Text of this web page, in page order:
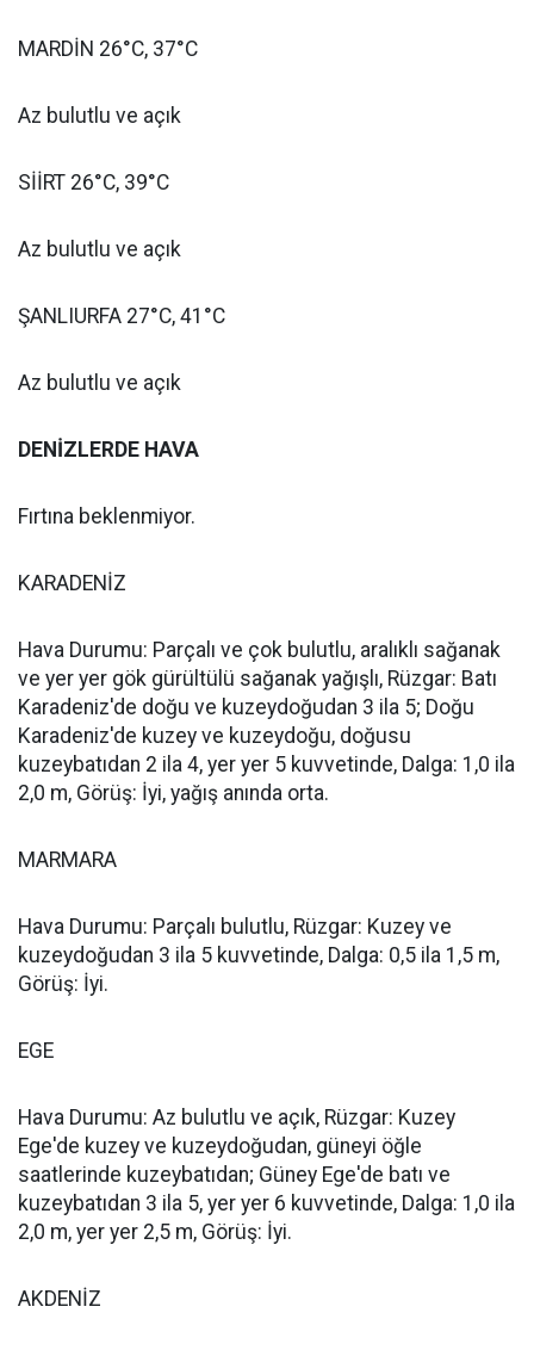
MARDİN 26°C, 37°C
Az bulutlu ve açık
SİİRT 26°C, 39°C
Az bulutlu ve açık
ŞANLIURFA 27°C, 41°C
Az bulutlu ve açık
DENİZLERDE HAVA
Fırtına beklenmiyor.
KARADENİZ
Hava Durumu: Parçalı ve çok bulutlu, aralıklı sağanak
ve yer yer gök gürültülü sağanak yağışlı, Rüzgar: Batı
Karadeniz'de doğu ve kuzeydoğudan 3 ila 5; Doğu
Karadeniz'de kuzey ve kuzeydoğu, doğusu
kuzeybatıdan 2 ila 4, yer yer 5 kuvvetinde, Dalga: 1,0 ila
2,0 m, Görüş: İyi, yağış anında orta.
MARMARA
Hava Durumu: Parçalı bulutlu, Rüzgar: Kuzey ve
kuzeydoğudan 3 ila 5 kuvvetinde, Dalga: 0,5 ila 1,5 m,
Görüş: İyi.
EGE
Hava Durumu: Az bulutlu ve açık, Rüzgar: Kuzey
Ege'de kuzey ve kuzeydoğudan, güneyi öğle
saatlerinde kuzeybatıdan; Güney Ege'de batı ve
kuzeybatıdan 3 ila 5, yer yer 6 kuvvetinde, Dalga: 1,0 ila
2,0 m, yer yer 2,5 m, Görüş: İyi.
AKDENİZ